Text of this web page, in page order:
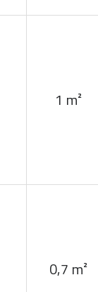
1 m²
0,7 m²